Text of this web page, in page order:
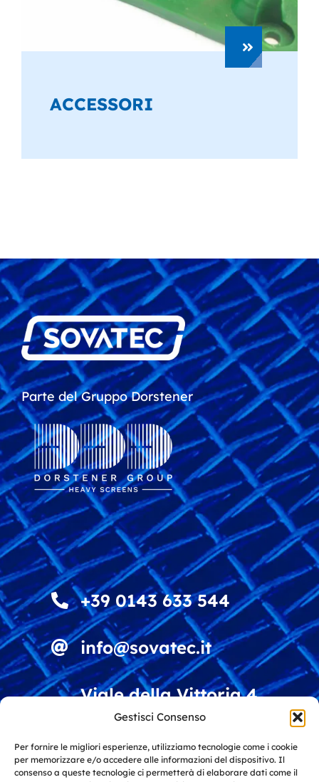
Gestisci Consenso
Per fornire le migliori esperienze, utilizziamo tecnologie come i cookie
per memorizzare e/o accedere alle informazioni del dispositivo. Il
consenso a queste tecnologie ci permetterà di elaborare dati come il
ACCESSORI
Parte del Gruppo Dorstener
+39 0143 633 544
info@sovatec.it
Viale della Vittoria 4
15060 Stazzano (AL)
Soluzioni per vagliatura e riciclo